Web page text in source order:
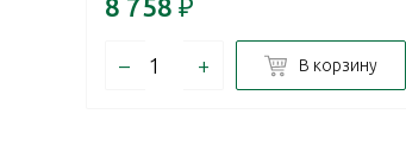
8 758 ₽
– + В корзину